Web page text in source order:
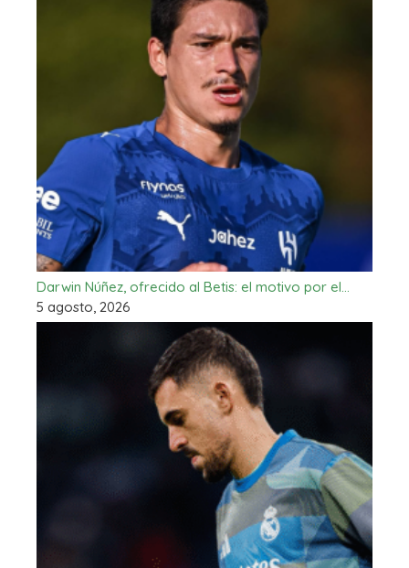
Darwin Núñez, ofrecido al Betis: el motivo por el…
5 agosto, 2026